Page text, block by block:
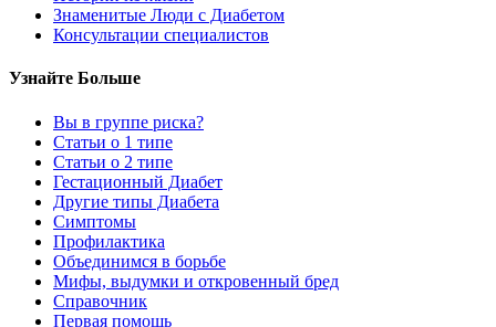
Знаменитые Люди с Диабетом
Консультации специалистов
Узнайте Больше
Вы в группе риска?
Статьи о 1 типе
Статьи о 2 типе
Гестационный Диабет
Другие типы Диабета
Симптомы
Профилактика
Объединимся в борьбе
Мифы, выдумки и откровенный бред
Справочник
Первая помощь